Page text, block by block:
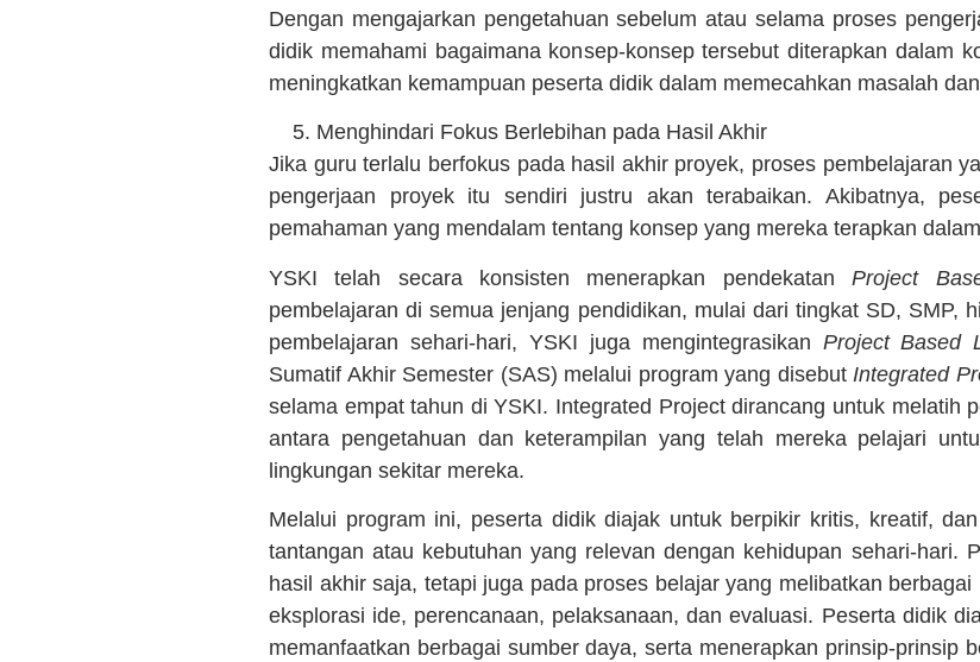
Dengan mengajarkan pengetahuan sebelum atau selama proses
didik memahami bagaimana konsep-konsep tersebut diterapkan dalam
meningkatkan kemampuan peserta didik dalam memecahkan masalah
Menghindari Fokus Berlebihan pada Hasil Akhir
Jika guru terlalu berfokus pada hasil akhir proyek, proses pembelajaran
pengerjaan proyek itu sendiri justru akan terabaikan. Akibatnya,
pemahaman yang mendalam tentang konsep yang mereka terapkan
YSKI telah secara konsisten menerapkan pendekatanProject
pembelajaran di semua jenjang pendidikan, mulai dari tingkat SD, SMP,
pembelajaran sehari-hari, YSKI juga mengintegrasikan Project Based
Sumatif Akhir Semester (SAS) melalui program yang disebut Integrated
selama empat tahun di YSKI. Integrated Project dirancang untuk melatih
antara pengetahuan dan keterampilan yang telah mereka pelajari
lingkungan sekitar mereka.
Melalui program ini, peserta didik diajak untuk berpikir kritis, kreatif,
tantangan atau kebutuhan yang relevan dengan kehidupan sehari-hari.
hasil akhir saja, tetapi juga pada proses belajar yang melibatkan
eksplorasi ide, perencanaan, pelaksanaan, dan evaluasi. Peserta didik
memanfaatkan berbagai sumber daya, serta menerapkan prinsip-prinsip